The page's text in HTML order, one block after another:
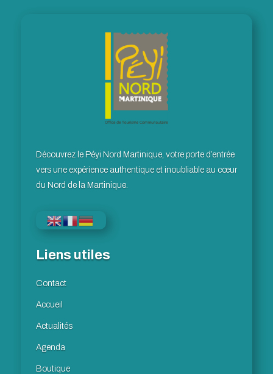
Découvrez le Péyi Nord Martinique, votre porte d’entrée
vers une expérience authentique et inoubliable au cœur
du Nord de la Martinique.
Liens utiles
Contact
Accueil
Actualités
Agenda
Boutique